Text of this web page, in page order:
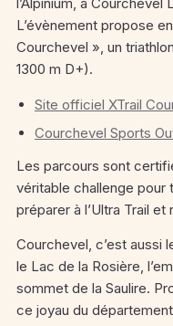
L’évènement propose
Courchevel », un
1300 m D+).
Site officiel XTrail
Courchevel Sports
Les parcours sont
véritable challenge pour
préparer à l’Ultra Trail
Courchevel, c’est aussi
le Lac de la Rosière,
sommet de la Saulire.
ce joyau du